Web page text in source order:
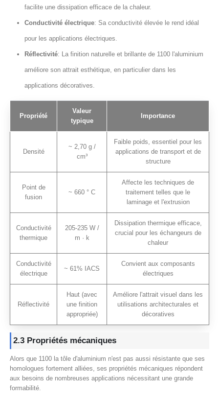
facilite une dissipation efficace de la chaleur.
Conductivité électrique: Sa conductivité élevée le rend idéal
pour les applications électriques.
Réflectivité: La finition naturelle et brillante de 1100 l'aluminium
améliore son attrait esthétique, en particulier dans les
applications décoratives.
Propriété
Valeur
typique
Importance
Densité
~ 2,70 g /
cm³
Faible poids, essentiel pour les
applications de transport et de
structure
Point de
fusion
~ 660 ° C
Affecte les techniques de
traitement telles que le
laminage et l'extrusion
Conductivité
thermique
205-235 W /
m · k
Dissipation thermique efficace,
crucial pour les échangeurs de
chaleur
Conductivité
électrique
~ 61% IACS
Convient aux composants
électriques
Réflectivité
Haut (avec
une finition
appropriée)
Améliore l'attrait visuel dans les
utilisations architecturales et
décoratives
2.3 Propriétés mécaniques
Alors que 1100 la tôle d'aluminium n'est pas aussi résistante que ses
homologues fortement alliées, ses propriétés mécaniques répondent
aux besoins de nombreuses applications nécessitant une grande
formabilité.